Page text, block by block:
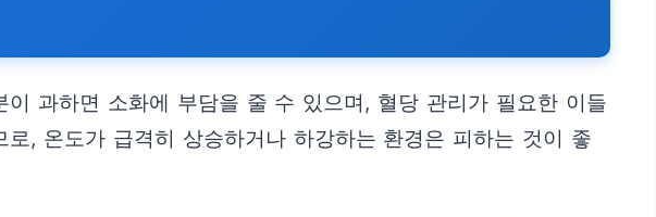
과하면 소화에 부담을 줄 수 있으며, 혈당 관리가 필요한 이들
, 온도가 급격히 상승하거나 하강하는 환경은 피하는 것이 좋